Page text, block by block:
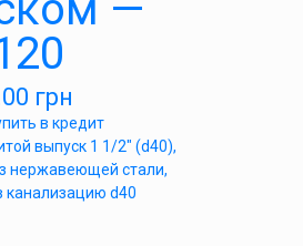
грн
в кредит
выпуск 1 1/2″ (d40),
нержавеющей стали,
канализацию d40